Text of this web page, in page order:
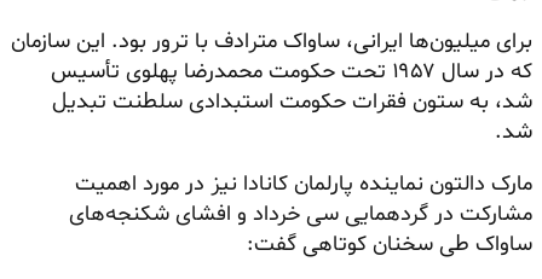
برای میلیون‌ها ایرانی، ساواک مترادف با ترور بود. این سازمان
که در سال ۱۹۵۷ تحت حکومت محمدرضا پهلوی تأسیس
شد، به ستون فقرات حکومت استبدادی سلطنت تبدیل
شد.
مارک دالتون نماینده پارلمان کانادا نیز در مورد اهمیت
مشارکت در گردهمایی سی خرداد و افشای شکنجه‌های
ساواک طی سخنان کوتاهی گفت: